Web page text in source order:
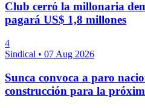
Club cerró la millonaria
pagará US$ 1,8 millones
4
Sindical • 07 Aug 2026
Sunca convoca a paro
construcción para la